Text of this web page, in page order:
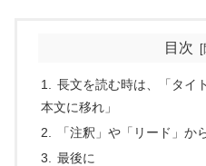
目次
長文を読む時は、「タイ
本文に移れ」
「注釈」や「リード」か
最後に